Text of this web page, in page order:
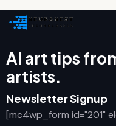
AI art tips
artists.
Newsletter Signup
[mc4wp_form id="201"